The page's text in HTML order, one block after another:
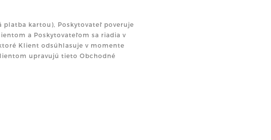
platba kartou), Poskytovateľ poveruje
a Poskytovateľom sa riadia v
Klient odsúhlasuje v momente
upravujú tieto Obchodné